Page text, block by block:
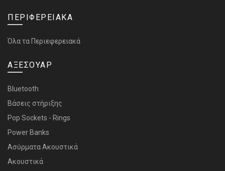
ΠΕΡΙΦΕΡΕΙΑΚΑ
Όλα τα Περιεφερειακά
ΑΞΕΣΟΥΑΡ
Bluetooth
Bάσεις στήριξης
Pop Sockets - Rings
Power Banks
Ασύρματα Ακουστικά
Ακουστικά